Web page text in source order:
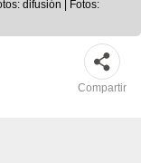
difusión | Fotos:
Compartir